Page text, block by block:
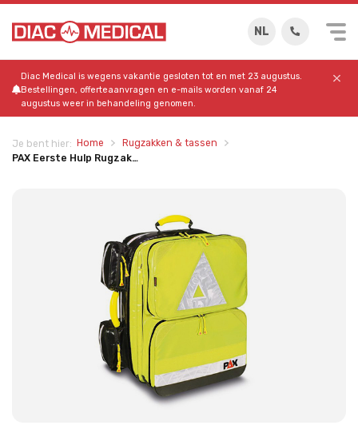
NL
Diac Medical is wegens vakantie gesloten tot en met 23 augustus.
Bestellingen, offerteaanvragen en e-mails worden vanaf 24
augustus weer in behandeling genomen.
Je bent hier: Home
Rugzakken & tassen
PAX Eerste Hulp Rugzak…